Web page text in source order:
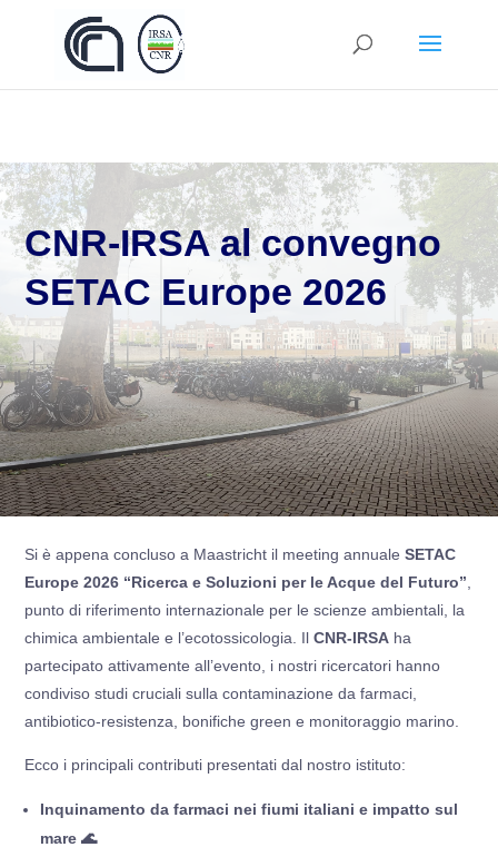
CNR-IRSA al convegno
SETAC Europe 2026
Si è appena concluso a Maastricht il meeting annualeSETAC
Europe 2026 “Ricerca e Soluzioni per le Acque del Futuro”
punto di riferimento internazionale per le scienze ambientali, la
chimica ambientale e l’ecotossicologia. IlCNR-IRSA ha
partecipato attivamente all’evento, i nostri ricercatori hanno
condiviso studi cruciali sulla contaminazione da farmaci,
antibiotico-resistenza, bonifiche green e monitoraggio marino.
Ecco i principali contributi presentati dal nostro istituto:
Inquinamento da farmaci nei fiumi italiani e impatto sul
mare🌊